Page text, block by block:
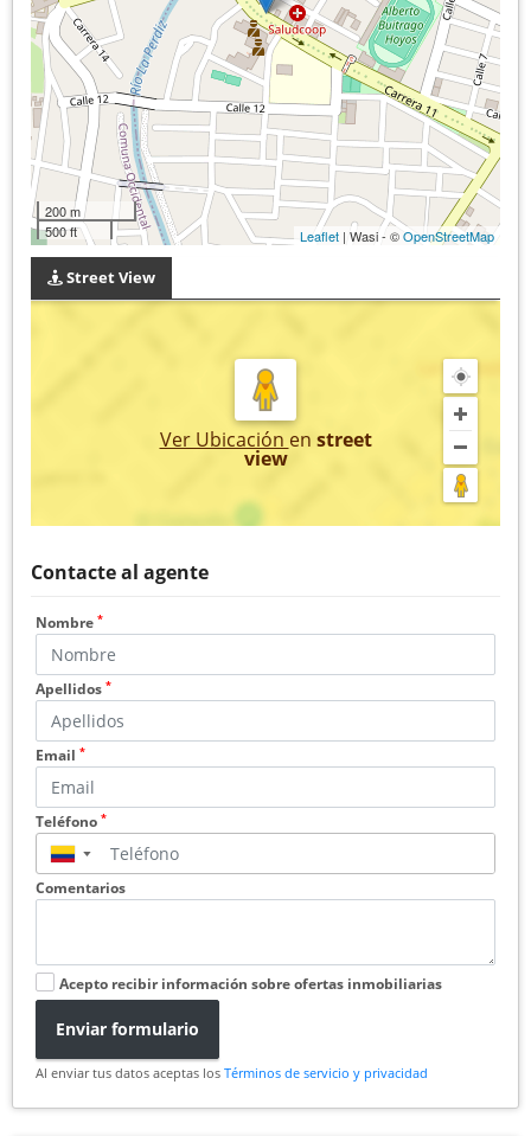
200 m
500 ft
Leaflet | Wasi - ©OpenStreetMap
Street View
Ver Ubicación en street
view
Contacte al agente
Nombre *
Apellidos *
Email *
Teléfono *
▼
Comentarios
Acepto recibir información sobre ofertas inmobiliarias
Enviar formulario
Al enviar tus datos aceptas los Términos de servicio y privacidad